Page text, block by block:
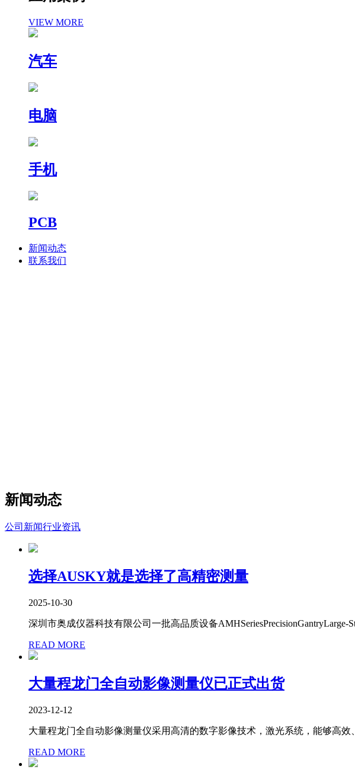
VIEW MORE
汽车
电脑
手机
PCB
新闻动态
联系我们
新闻动态
公司新闻行业资讯
选择AUSKY就是选择了高精密测量
2025-10-30
深圳市奥成仪器科技有限公司一批高品质设备AMHSeriesPrecisionGantryLarge-
READ MORE
大量程龙门全自动影像测量仪已正式出货
2023-12-12
大量程龙门全自动影像测量仪采用高清的数字影像技术，激光系统，能够高效
READ MORE